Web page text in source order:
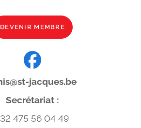
jacques.be
Secrétariat :
475 56 04 49
DEVENIR MEMBRE